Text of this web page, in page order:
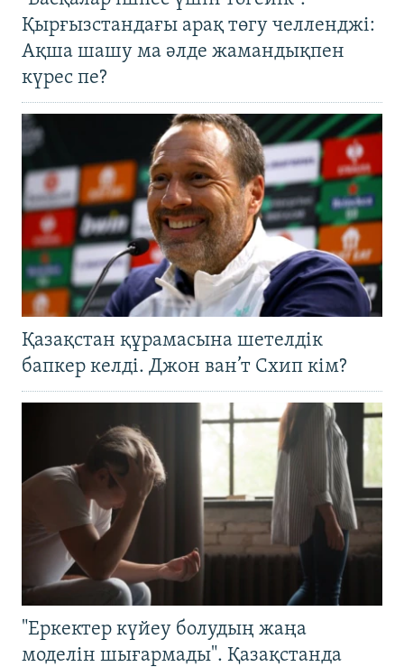
Қырғызстандағы арақ төгу челленджі:
Ақша шашу ма әлде жамандықпен
күрес пе?
Қазақстан құрамасына шетелдік
бапкер келді. Джон ван’т Схип кім?
"Еркектер күйеу болудың жаңа
моделін шығармады". Қазақстанда